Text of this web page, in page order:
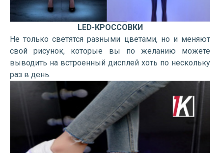
LED-КРОССОВКИ
Не только светятся разными цветами, но и меняют
свой рисунок, которые вы по желанию можете
выводить на встроенный дисплей хоть по нескольку
раз в день.